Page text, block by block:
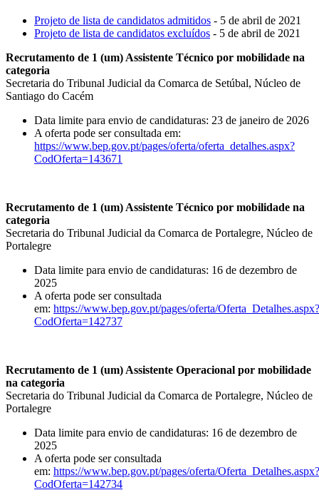
Projeto de lista de candidatos admitidos - 5 de abril de 2021
Projeto de lista de candidatos excluídos - 5 de abril de 2021
Recrutamento de 1 (um) Assistente Técnico por mobilidade na
categoria
Secretaria do Tribunal Judicial da Comarca de Setúbal, Núcleo de
Santiago do Cacém
Data limite para envio de candidaturas: 23 de janeiro de 2026
A oferta pode ser consultada em:
https://www.bep.gov.pt/pages/oferta/oferta_detalhes.aspx?
CodOferta=143671
Recrutamento de 1 (um) Assistente Técnico por mobilidade na
categoria
Secretaria do Tribunal Judicial da Comarca de Portalegre, Núcleo de
Portalegre
Data limite para envio de candidaturas: 16 de dezembro de
2025
A oferta pode ser consultada
em: https://www.bep.gov.pt/pages/oferta/Oferta_Detalhes.aspx?
CodOferta=142737
Recrutamento de 1 (um) Assistente Operacional por mobilidade
na categoria
Secretaria do Tribunal Judicial da Comarca de Portalegre, Núcleo de
Portalegre
Data limite para envio de candidaturas: 16 de dezembro de
2025
A oferta pode ser consultada
em: https://www.bep.gov.pt/pages/oferta/Oferta_Detalhes.aspx?
CodOferta=142734